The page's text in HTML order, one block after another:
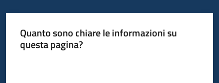
Quanto sono chiare le informazioni su
questa pagina?